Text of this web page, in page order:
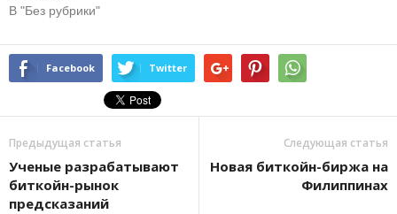
В "Без рубрики"
Facebook Twitter
Предыдущая статья
Ученые разрабатывают
биткойн-рынок
предсказаний
Следующая статья
Новая биткойн-биржа на
Филиппинах